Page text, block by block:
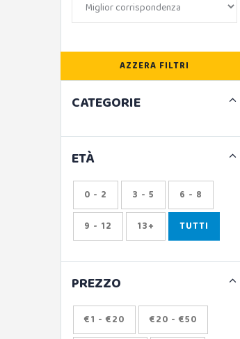
AZZERA FILTRI
CATEGORIE
ETÀ
0 - 2 3 - 5 6 - 8
9 - 12 13+ TUTTI
PREZZO
€1 - €20 €20 - €50